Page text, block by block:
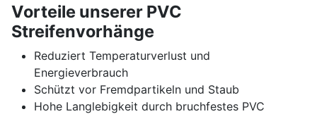
Vorteile unserer PVC
Streifenvorhänge
Reduziert Temperaturverlust und
Energieverbrauch
Schützt vor Fremdpartikeln und Staub
Hohe Langlebigkeit durch bruchfestes PVC